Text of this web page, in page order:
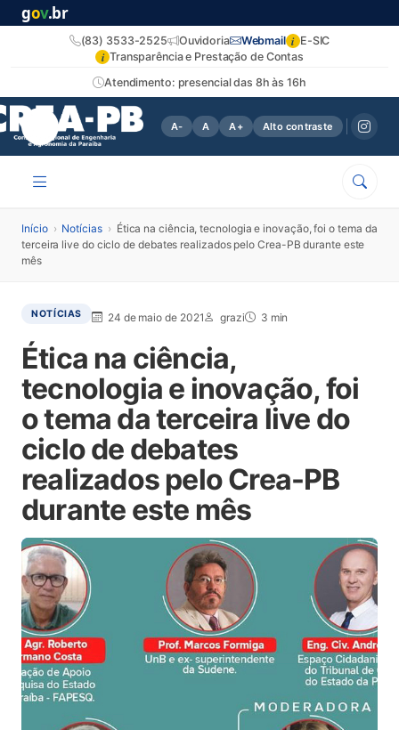
gov.br
Atendimento: presencial das 8h às 16h
(83) 3533-2525 Ouvidoria Webmail i E-SIC
i Transparência e Prestação de Contas
A- A A+ Alto contraste
Início › Notícias › Ética na ciência, tecnologia e inovação, foi o tema da
terceira live do ciclo de debates realizados pelo Crea-PB durante este
mês
NOTÍCIAS 24 de maio de 2021 grazi 3 min
Ética na ciência,
tecnologia e inovação, foi
o tema da terceira live do
ciclo de debates
realizados pelo Crea-PB
durante este mês